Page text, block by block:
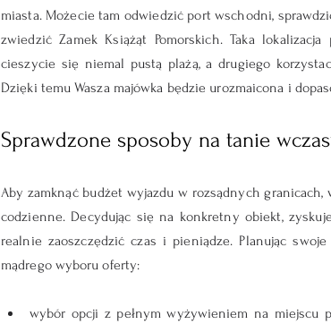
miasta. Możecie tam odwiedzić port wschodni,
zwiedzić Zamek Książąt Pomorskich. Taka
cieszycie się niemal pustą plażą, a drugiego
Dzięki temu Wasza majówka będzie urozmaicona i
Sprawdzone sposoby na tanie
Aby zamknąć budżet wyjazdu w rozsądnych
codzienne. Decydując się na konkretny obiekt,
realnie zaoszczędzić czas i pieniądze. Planując
mądrego wyboru oferty:
wybór opcji z pełnym wyżywieniem na miejscu